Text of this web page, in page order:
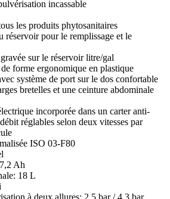
incassable
les produits phytosanitaires
réservoir pour le remplissage et le
sur le réservoir litre/gal
forme ergonomique en plastique
système de port sur le dos confortable
bretelles et une ceinture abdominale
incorporée dans un carter anti-
réglables selon deux vitesses par
ISO 03-F80
Ah
18 L
à deux allures: 2,5 bar / 4,3 bar